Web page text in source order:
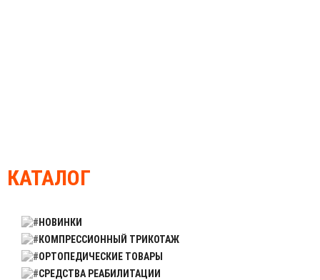
КАТАЛОГ
НОВИНКИ
КОМПРЕССИОННЫЙ ТРИКОТАЖ
ОРТОПЕДИЧЕСКИЕ ТОВАРЫ
СРЕДСТВА РЕАБИЛИТАЦИИ